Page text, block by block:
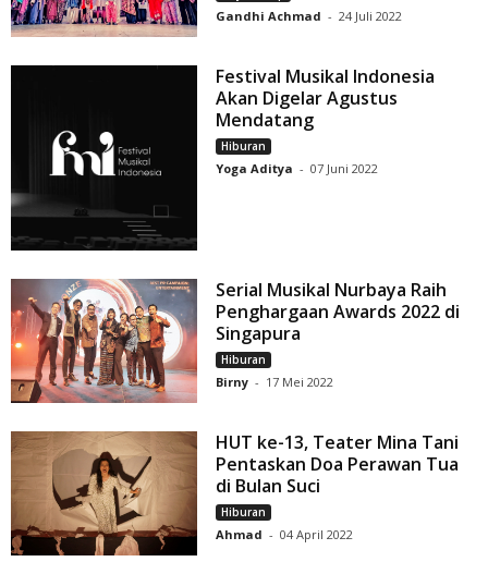
Gandhi Achmad - 24 Juli 2022
Festival Musikal Indonesia
Akan Digelar Agustus
Mendatang
Hiburan
Yoga Aditya - 07 Juni 2022
Serial Musikal Nurbaya Raih
Penghargaan Awards 2022 di
Singapura
Hiburan
Birny - 17 Mei 2022
HUT ke-13, Teater Mina Tani
Pentaskan Doa Perawan Tua
di Bulan Suci
Hiburan
Ahmad - 04 April 2022